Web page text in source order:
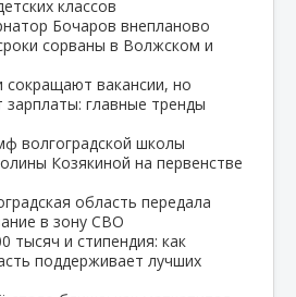
классов
Бочаров внепланово
сорваны в Волжском и
сокращают вакансии, но
главные тренды
волгоградской школы
Козякиной на первенстве
область передала
в зону СВО
тысяч и стипендия: как
поддерживает лучших